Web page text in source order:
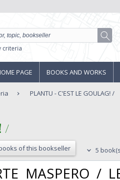
criteria
PAGE BOOKS AND WORKS
PLANTU - C'EST LE GOULAG! /
/‎
of this bookseller 5
MASPERO /